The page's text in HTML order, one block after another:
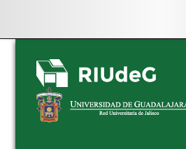
Skip
navigation